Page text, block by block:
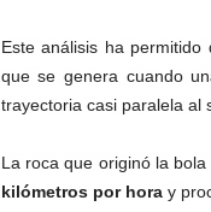
Este análisis ha
que se genera cuando
trayectoria casi paralela al
La roca que originó la
kilómetros por horay